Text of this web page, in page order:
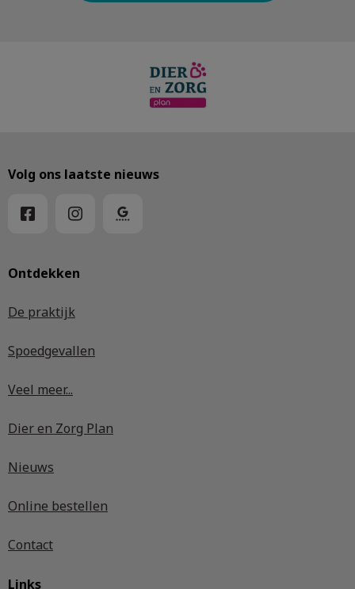
Ontdekken
De praktijk
Spoedgevallen
Veel meer...
Dier en Zorg Plan
Nieuws
Online bestellen
Contact
Links
Volg ons laatste nieuws